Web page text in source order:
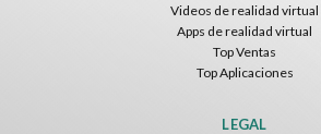
Videos de realidad virtual
Apps de realidad virtual
Top Ventas
Top Aplicaciones
LEGAL